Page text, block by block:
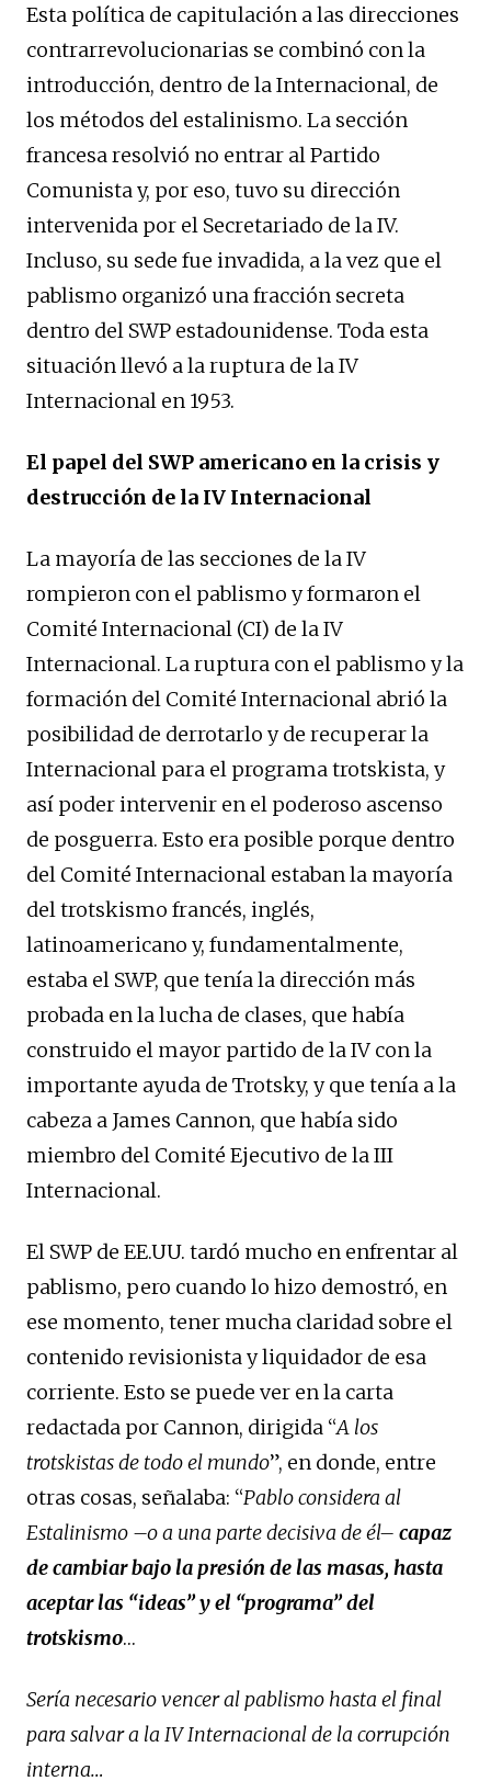
Esta política de capitulación a las direcciones
contrarrevolucionarias se combinó con la
introducción, dentro de la Internacional, de
los métodos del estalinismo. La sección
francesa resolvió no entrar al Partido
Comunista y, por eso, tuvo su dirección
intervenida por el Secretariado de la IV.
Incluso, su sede fue invadida, a la vez que el
pablismo organizó una fracción secreta
dentro del SWP estadounidense. Toda esta
situación llevó a la ruptura de la IV
Internacional en 1953.
El papel del SWP americano en la crisis y
destrucción de la IV Internacional
La mayoría de las secciones de la IV
rompieron con el pablismo y formaron el
Comité Internacional (CI) de la IV
Internacional. La ruptura con el pablismo y la
formación del Comité Internacional abrió la
posibilidad de derrotarlo y de recuperar la
Internacional para el programa trotskista, y
así poder intervenir en el poderoso ascenso
de posguerra. Esto era posible porque dentro
del Comité Internacional estaban la mayoría
del trotskismo francés, inglés,
latinoamericano y, fundamentalmente,
estaba el SWP, que tenía la dirección más
probada en la lucha de clases, que había
construido el mayor partido de la IV con la
importante ayuda de Trotsky, y que tenía a la
cabeza a James Cannon, que había sido
miembro del Comité Ejecutivo de la III
Internacional.
El SWP de EE.UU. tardó mucho en enfrentar al
pablismo, pero cuando lo hizo demostró, en
ese momento, tener mucha claridad sobre el
contenido revisionista y liquidador de esa
corriente. Esto se puede ver en la carta
redactada por Cannon, dirigida “A los
trotskistas de todo el mundo”, en donde, entre
otras cosas, señalaba: “Pablo considera al
Estalinismo –o a una parte decisiva de él– capaz
de cambiar bajo la presión de las masas, hasta
aceptar las “ideas” y el “programa” del
trotskismo…
Sería necesario vencer al pablismo hasta el final
para salvar a la IV Internacional de la corrupción
interna…